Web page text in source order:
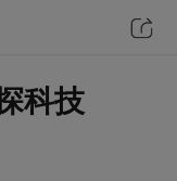
科技